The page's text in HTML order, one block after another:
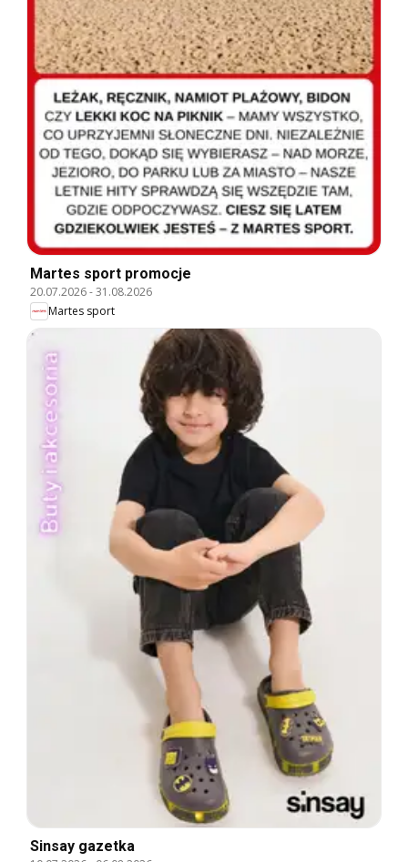
Martes sport promocje
20.07.2026-31.08.2026
Martes sport
Sinsay gazetka